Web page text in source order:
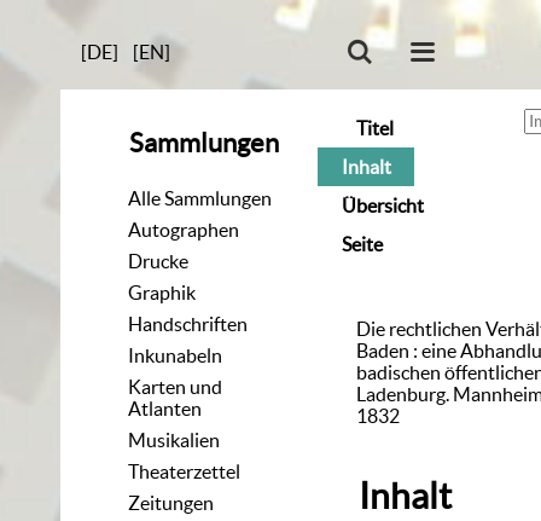
[DE] [EN]
Sammlungen
Alle Sammlungen
Autographen
Drucke
Graphik
Handschriften
Inkunabeln
Karten und
Atlanten
Musikalien
Theaterzettel
Zeitungen
Titel
Inhalt
Übersicht
Seite
Die rechtlichen
Baden : eine
badischen
Ladenburg.
1832
Inhalt